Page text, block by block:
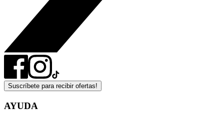
Suscríbete para recibir ofertas!
AYUDA